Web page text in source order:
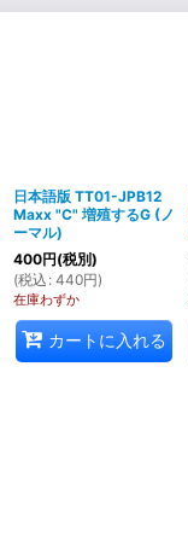
日本語版 TT01-JPB12
Maxx "C" 増殖するG (ノ
ーマル)
400円(税別)
(税込 : 440円)
在庫わずか
カートに入れる